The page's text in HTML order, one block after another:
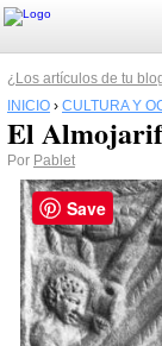
¿Los artículos de tu
INICIO › CULTURA Y
El
Por Pablet
Save